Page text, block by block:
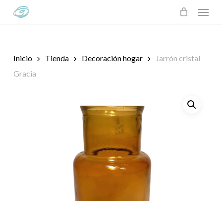
Menu
Inicio Tienda Decoración hogar
Jarrón cristal
Gracia